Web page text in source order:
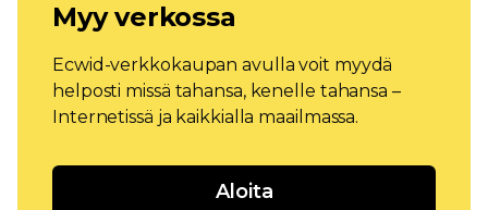
Myy verkossa
Ecwid-verkkokaupan avulla voit myydä
helposti missä tahansa, kenelle tahansa –
Internetissä ja kaikkialla maailmassa.
Aloita